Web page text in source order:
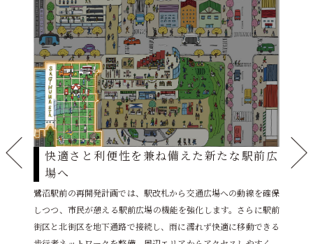
快適さと利便性を兼ね備えた新たな駅前広
場へ
鷺沼駅前の再開発計画では、駅改札から交通広場への動線を確保
しつつ、市民が憩える駅前広場の機能を強化します。さらに駅前
街区と北街区を地下通路で接続し、雨に濡れず快適に移動できる
賑